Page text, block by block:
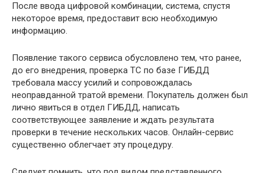
После ввода цифровой комбинации, система, спустя
некоторое время, предоставит всю необходимую
информацию.
Появление такого сервиса обусловлено тем, что ранее,
до его внедрения, проверка ТС по базе ГИБДД
требовала массу усилий и сопровождалась
неоправданной тратой времени. Покупатель должен был
лично явиться в отдел ГИБДД, написать
соответствующее заявление и ждать результата
проверки в течение нескольких часов. Онлайн-сервис
существенно облегчает эту процедуру.